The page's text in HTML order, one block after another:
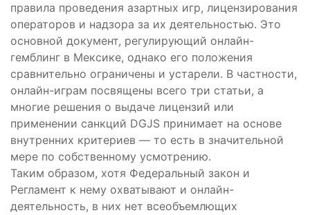
правила проведения азартных игр, лицензирования
операторов и надзора за их деятельностью. Это
основной документ, регулирующий онлайн-
гемблинг в Мексике, однако его положения
сравнительно ограничены и устарели. В частности,
онлайн-играм посвящены всего три статьи, а
многие решения о выдаче лицензий или
применении санкций DGJS принимает на основе
внутренних критериев — то есть в значительной
мере по собственному усмотрению.
Таким образом, хотя Федеральный закон и
Регламент к нему охватывают и онлайн-
деятельность, в них нет всеобъемлющих